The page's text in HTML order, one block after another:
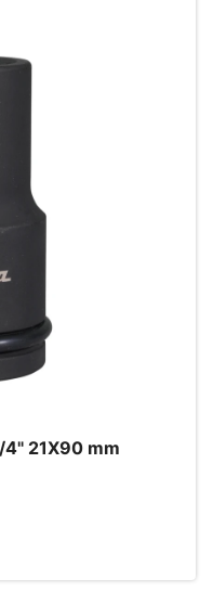
21X90 mm